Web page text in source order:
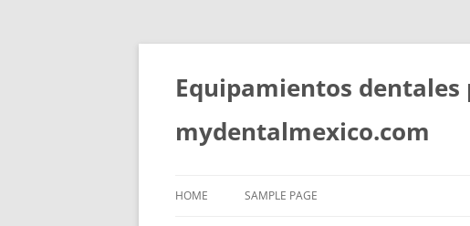
Skip
Equipamientos
mydentalmexico.com
HOME SAMPLE PAGE